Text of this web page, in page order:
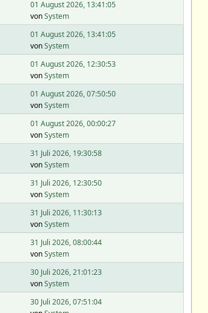
01 August 2026, 13:41:05
vonSystem
01 August 2026, 13:41:05
vonSystem
01 August 2026, 12:30:53
vonSystem
01 August 2026, 07:50:50
vonSystem
01 August 2026, 00:00:27
vonSystem
31 Juli 2026, 19:30:58
vonSystem
31 Juli 2026, 12:30:50
vonSystem
31 Juli 2026, 11:30:13
vonSystem
31 Juli 2026, 08:00:44
vonSystem
30 Juli 2026, 21:01:23
vonSystem
30 Juli 2026, 07:51:04